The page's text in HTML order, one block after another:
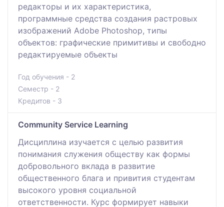
редакторы и их характеристика,
программные средства создания растровых
изображений Adobe Photoshop, типы
объектов: графические примитивы и свободно
редактируемые объекты
Год обучения - 2
Семестр - 2
Кредитов - 3
Community Service Learning
Дисциплина изучается с целью развития
понимания служения обществу как формы
добровольного вклада в развитие
общественного блага и привития студентам
высокого уровня социальной
ответственности. Курс формирует навыки